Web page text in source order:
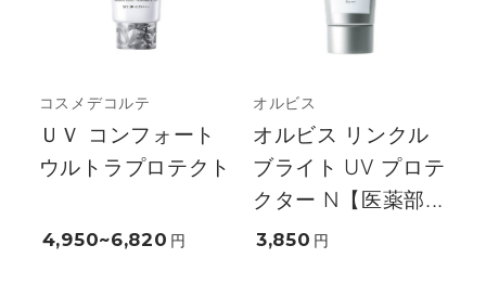
コスメデコルテ
ＵＶ コンフォート
ウルトラプロテクト
4,950~6,820 円
オルビス
オルビス リンクル
ブライト UV プロテ
クター N【医薬部...
3,850 円